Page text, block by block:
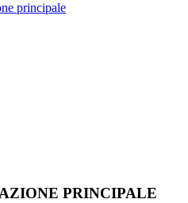
principale
PRINCIPALE